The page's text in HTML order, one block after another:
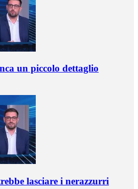
un piccolo dettaglio
lasciare i nerazzurri